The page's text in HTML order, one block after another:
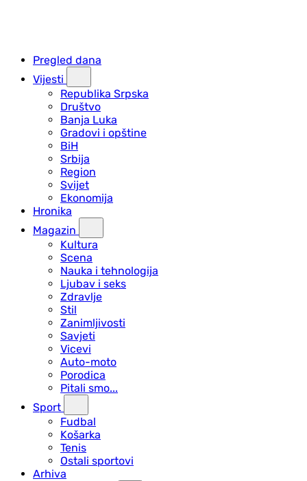
Pregled dana
Vijesti
Republika Srpska
Društvo
Banja Luka
Gradovi i opštine
BiH
Srbija
Region
Svijet
Ekonomija
Hronika
Magazin
Kultura
Scena
Nauka i tehnologija
Ljubav i seks
Zdravlje
Stil
Zanimljivosti
Savjeti
Vicevi
Auto-moto
Porodica
Pitali smo...
Sport
Fudbal
Košarka
Tenis
Ostali sportovi
Arhiva